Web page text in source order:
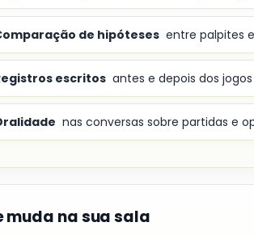
de hipóteses entre palpites
escritos antes e depois dos jogos
nas conversas sobre partidas e
muda na sua sala